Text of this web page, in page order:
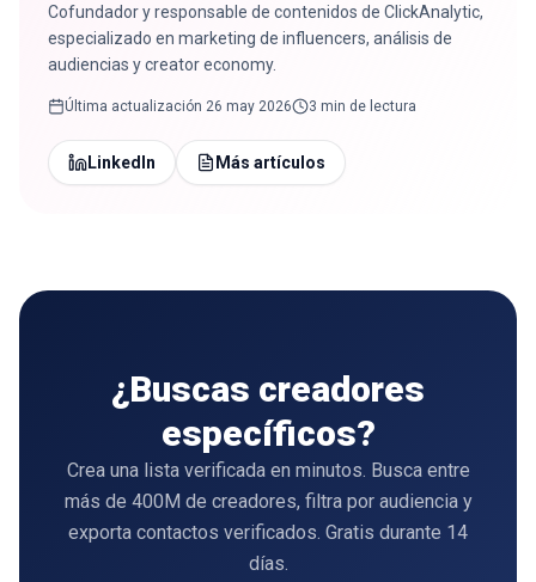
Cofundador y responsable de contenidos de ClickAnalytic,
especializado en marketing de influencers, análisis de
audiencias y creator economy.
Última actualización 26 may 2026 3 min de lectura
LinkedIn Más artículos
¿Buscas creadores
específicos?
Crea una lista verificada en minutos. Busca entre
más de 400M de creadores, filtra por audiencia y
exporta contactos verificados. Gratis durante 14
días.